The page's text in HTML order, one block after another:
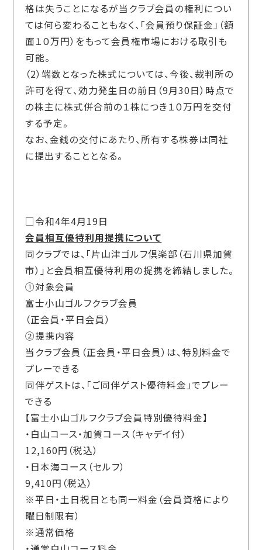
格は失うことになるが当クラブ会員の権利につい
ては何ら変わることもなく、「会員預り保証金」（額
面１０万円）をもって会員権市場における取引も
可能。
（2）端数となった株式については、今後、裁判所の
許可を得て、効力発生日の前日（9月30日）時点で
の株主に株式併合前の１株につき１０万円を交付
する予定。
なお、金銭の交付にあたり、所有する株券は同社
に提出することとなる。
□令和4年4月19日
会員相互優待利用提携について
同クラブでは、「片山津ゴルフ倶楽部（石川県加賀
市）」と会員相互優待利用の提携を締結しました。
①対象会員
富士小山ゴルフクラブ会員
（正会員・平日会員）
②提携内容
当クラブ会員（正会員・平日会員）は、特別料金で
プレーできる
同伴ゲストは、「ご同伴ゲスト優待料金」でプレー
できる
【富士小山ゴルフクラブ会員特別優待料金】
・白山コース・加賀コース（キャデイ付）
12,160円（税込）
・日本海コース（セルフ）
9,410円（税込）
※平日・土日祝日とも同一料金（会員資格により
曜日制限有）
※通常価格